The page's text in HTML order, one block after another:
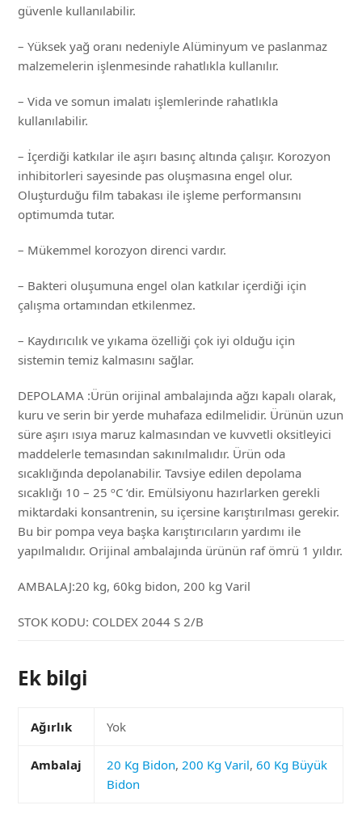
güvenle kullanılabilir.
– Yüksek yağ oranı nedeniyle Alüminyum ve paslanmaz
malzemelerin işlenmesinde rahatlıkla kullanılır.
– Vida ve somun imalatı işlemlerinde rahatlıkla
kullanılabilir.
– İçerdiği katkılar ile aşırı basınç altında çalışır. Korozyon
inhibitorleri sayesinde pas oluşmasına engel olur.
Oluşturduğu film tabakası ile işleme performansını
optimumda tutar.
– Mükemmel korozyon direnci vardır.
– Bakteri oluşumuna engel olan katkılar içerdiği için
çalışma ortamından etkilenmez.
– Kaydırıcılık ve yıkama özelliği çok iyi olduğu için
sistemin temiz kalmasını sağlar.
DEPOLAMA :Ürün orijinal ambalajında ağzı kapalı olarak,
kuru ve serin bir yerde muhafaza edilmelidir. Ürünün uzun
süre aşırı ısıya maruz kalmasından ve kuvvetli oksitleyici
maddelerle temasından sakınılmalıdır. Ürün oda
sıcaklığında depolanabilir. Tavsiye edilen depolama
sıcaklığı 10 – 25 ºC ‘dir. Emülsiyonu hazırlarken gerekli
miktardaki konsantrenin, su içersine karıştırılması gerekir.
Bu bir pompa veya başka karıştırıcıların yardımı ile
yapılmalıdır. Orijinal ambalajında ürünün raf ömrü 1 yıldır.
AMBALAJ:20 kg, 60kg bidon, 200 kg Varil
STOK KODU: COLDEX 2044 S 2/B
Ek bilgi
Ağırlık Yok
Ambalaj 20 Kg Bidon, 200 Kg Varil,60 Kg Büyük
Bidon